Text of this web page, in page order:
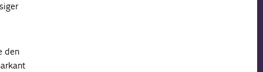
den